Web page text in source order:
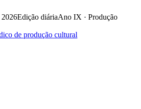
2026Edição diáriaAno IX · Produção
de produção cultural